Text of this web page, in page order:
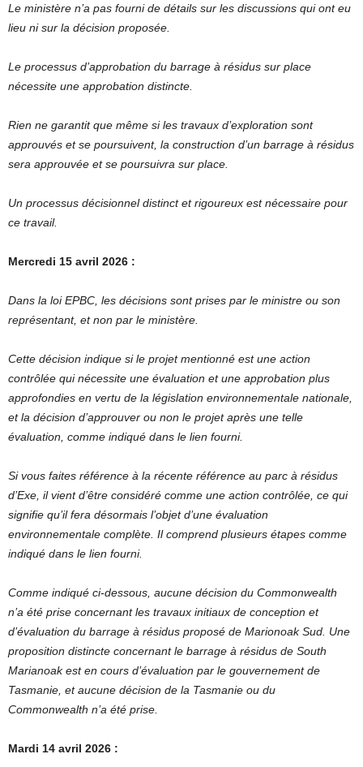
Le ministère n’a pas fourni de détails sur les discussions qui ont eu
lieu ni sur la décision proposée.
Le processus d’approbation du barrage à résidus sur place
nécessite une approbation distincte.
Rien ne garantit que même si les travaux d’exploration sont
approuvés et se poursuivent, la construction d’un barrage à résidus
sera approuvée et se poursuivra sur place.
Un processus décisionnel distinct et rigoureux est nécessaire pour
ce travail.
Mercredi 15 avril 2026 :
Dans la loi EPBC, les décisions sont prises par le ministre ou son
représentant, et non par le ministère.
Cette décision indique si le projet mentionné est une action
contrôlée qui nécessite une évaluation et une approbation plus
approfondies en vertu de la législation environnementale nationale,
et la décision d’approuver ou non le projet après une telle
évaluation, comme indiqué dans le lien fourni.
Si vous faites référence à la récente référence au parc à résidus
d’Exe, il vient d’être considéré comme une action contrôlée, ce qui
signifie qu’il fera désormais l’objet d’une évaluation
environnementale complète. Il comprend plusieurs étapes comme
indiqué dans le lien fourni.
Comme indiqué ci-dessous, aucune décision du Commonwealth
n’a été prise concernant les travaux initiaux de conception et
d’évaluation du barrage à résidus proposé de Marionoak Sud. Une
proposition distincte concernant le barrage à résidus de South
Marianoak est en cours d’évaluation par le gouvernement de
Tasmanie, et aucune décision de la Tasmanie ou du
Commonwealth n’a été prise.
Mardi 14 avril 2026 :